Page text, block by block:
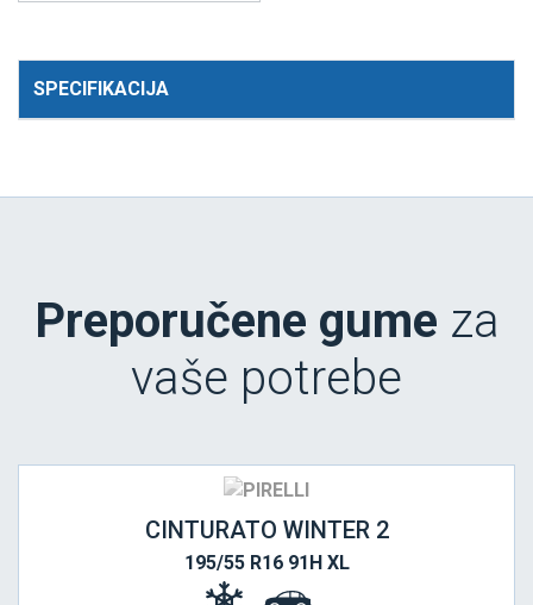
SPECIFIKACIJA
Preporučene gume za
vaše potrebe
CINTURATO WINTER 2
195/55 R16 91H XL